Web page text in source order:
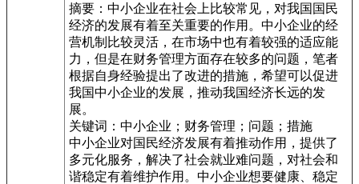
摘要：中小企业在社会上比较常见，对我国国民
经济的发展有着至关重要的作用。中小企业的经
营机制比较灵活，在市场中也有着较强的适应能
力，但是在财务管理方面存在较多的问题，笔者
根据自身经验提出了改进的措施，希望可以促进
我国中小企业的发展，推动我国经济长远的发
展。
关键词：中小企业；财务管理；问题；措施
中小企业对国民经济发展有着推动作用，提供了
多元化服务，解决了社会就业难问题，对社会和
谐稳定有着维护作用。中小企业想要健康、稳定